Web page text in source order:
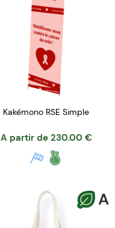
Kakémono RSE Simple
A partir de 230.00 €
A